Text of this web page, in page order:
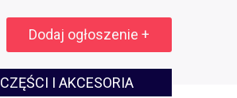
Dodaj ogłoszenie +
CZĘŚCI I AKCESORIA